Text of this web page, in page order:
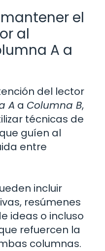
el
al
A a
del lector
A a Columna B,
técnicas de
guíen al
entre
incluir
resúmenes
ideas o incluso
refuercen la
columnas.